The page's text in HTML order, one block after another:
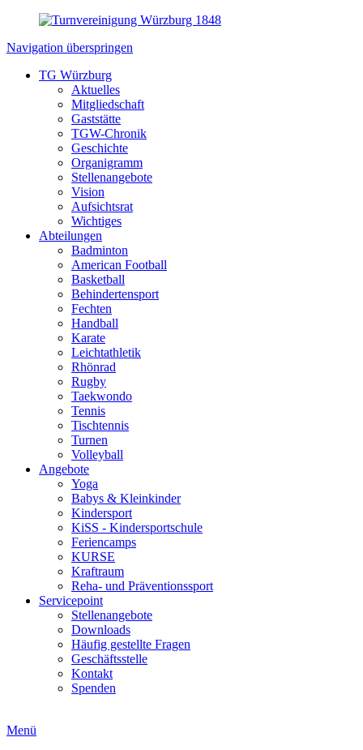
Navigation überspringen
TG Würzburg
Aktuelles
Mitgliedschaft
Gaststätte
TGW-Chronik
Geschichte
Organigramm
Stellenangebote
Vision
Aufsichtsrat
Wichtiges
Abteilungen
Badminton
American Football
Basketball
Behindertensport
Fechten
Handball
Karate
Leichtathletik
Rhönrad
Rugby
Taekwondo
Tennis
Tischtennis
Turnen
Volleyball
Angebote
Yoga
Babys & Kleinkinder
Kindersport
KiSS - Kindersportschule
Feriencamps
KURSE
Kraftraum
Reha- und Präventionssport
Servicepoint
Stellenangebote
Downloads
Häufig gestellte Fragen
Geschäftsstelle
Kontakt
Spenden
Menü